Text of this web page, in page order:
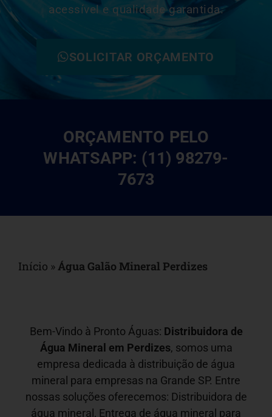
acessível e qualidade garantida.
SOLICITAR ORÇAMENTO
ORÇAMENTO PELO
WHATSAPP: (11) 98279-
7673
Início »Água Galão Mineral Perdizes
Bem-Vindo à Pronto Águas: Distribuidora de
Água Mineral em Perdizes, somos uma
empresa dedicada à distribuição de água
mineral para empresas na Grande SP. Entre
nossas soluções oferecemos: Distribuidora de
água mineral, Entrega de água mineral para